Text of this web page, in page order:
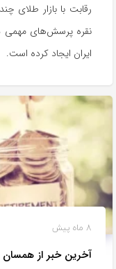
رقابت با بازار طلای
نقره پرسش‌های مهمی
ایران ایجاد کرده است.
8 ماه پیش
آخرین خبر از همسان